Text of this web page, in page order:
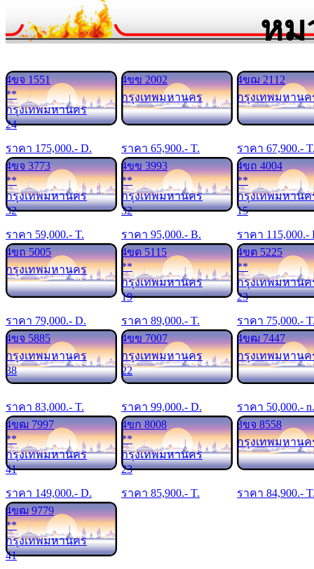
หม
4ขจ 1551
**
กรุงเทพมหานคร
24
ราคา 175,000.- D.
4ขข 2002
กรุงเทพมหานคร
ราคา 65,900.- T.
4ขฌ 2112
กรุงเทพมหานค
ราคา 67,900.-
4ขจ 3773
**
กรุงเทพมหานคร
32
ราคา 59,000.- T.
4ขข 3993
**
กรุงเทพมหานคร
32
ราคา 95,000.- B.
4ขถ 4004
**
กรุงเทพมหานค
15
ราคา 115,000.-
4ขถ 5005
กรุงเทพมหานคร
ราคา 79,000.- D.
4ขด 5115
**
กรุงเทพมหานคร
19
ราคา 89,000.- T.
4ขต 5225
**
กรุงเทพมหานค
23
ราคา 75,000.-
4ขจ 5885
กรุงเทพมหานคร
38
ราคา 83,000.- T.
4ขข 7007
กรุงเทพมหานคร
22
ราคา 99,000.- D.
4ขฒ 7447
กรุงเทพมหานค
ราคา 50,000.- n.
4ขฒ 7997
**
กรุงเทพมหานคร
41
ราคา 149,000.- D.
4ขก 8008
**
กรุงเทพมหานคร
23
ราคา 85,900.- T.
3ขจ 8558
กรุงเทพมหานค
ราคา 84,900.-
4ขฒ 9779
**
กรุงเทพมหานคร
41